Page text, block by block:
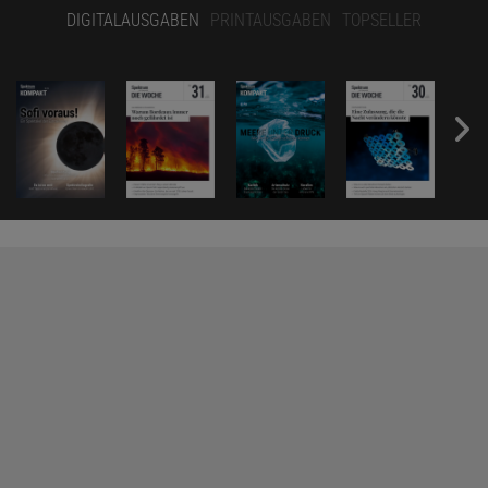
DIGITALAUSGABEN PRINTAUSGABEN TOPSELLER